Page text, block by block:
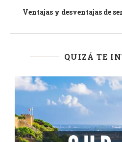
Ventajas y desventajas de
QUIZÁ TE